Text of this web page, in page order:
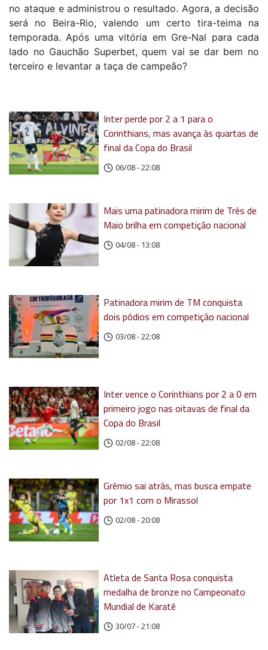
no ataque e administrou o resultado. Agora, a decisão
será no Beira-Rio, valendo um certo tira-teima na
temporada. Após uma vitória em Gre-Nal para cada
lado no Gauchão Superbet, quem vai se dar bem no
terceiro e levantar a taça de campeão?
Inter perde por 2 a 1 para o
Corinthians, mas avança às quartas de
final da Copa do Brasil
06/08 - 22:08
Mais uma patinadora mirim de Três de
Maio brilha em competição nacional
04/08 - 13:08
Patinadora mirim de TM conquista
dois pódios em competição nacional
03/08 - 22:08
Inter vence o Corinthians por 2 a 0 em
primeiro jogo nas oitavas de final da
Copa do Brasil
02/08 - 22:08
Grêmio sai atrás, mas busca empate
por 1x1 com o Mirassol
02/08 - 20:08
Atleta de Santa Rosa conquista
medalha de bronze no Campeonato
Mundial de Karatê
30/07 - 21:08